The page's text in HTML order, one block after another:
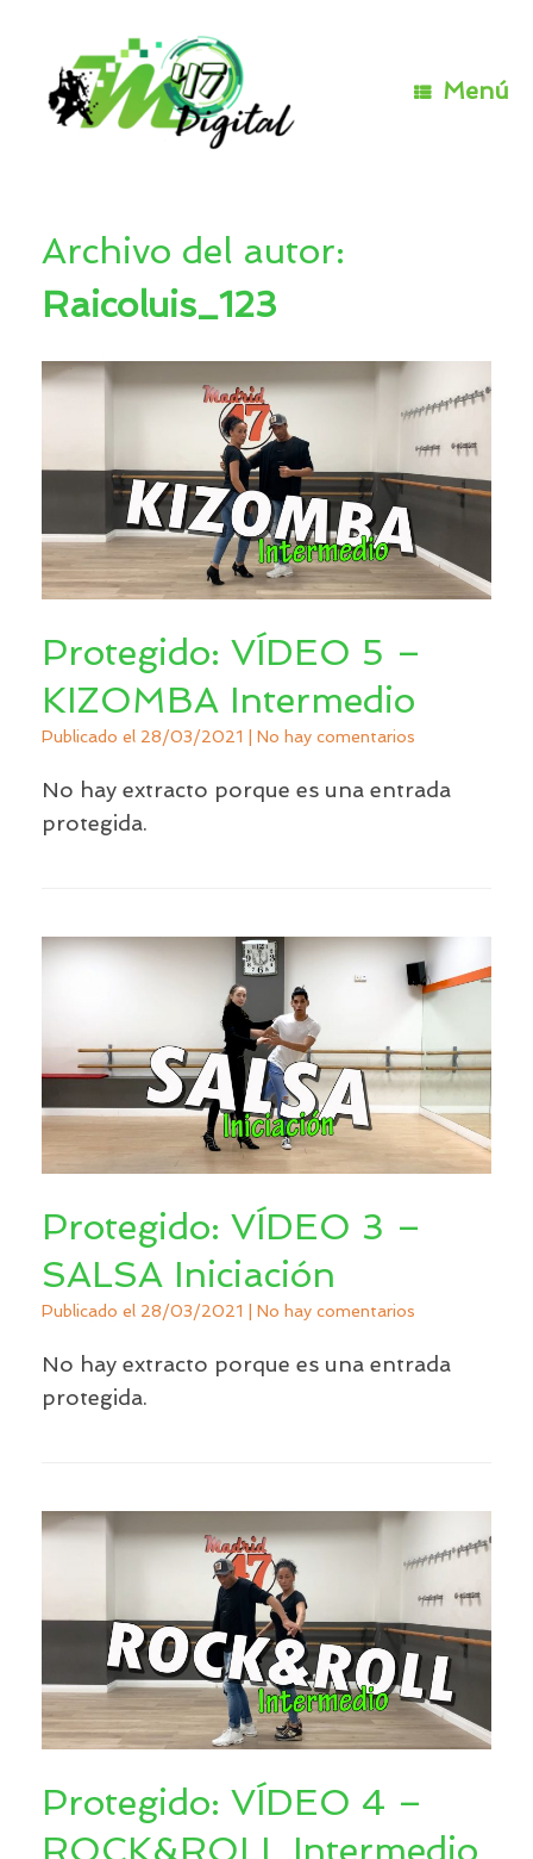
Menú
Archivo del autor:
Raicoluis_123
Protegido: VÍDEO 5 –
KIZOMBA Intermedio
Publicado el 28/03/2021 | No hay comentarios
No hay extracto porque es una entrada
protegida.
Protegido: VÍDEO 3 –
SALSA Iniciación
Publicado el 28/03/2021 No hay comentarios
No hay extracto porque es una entrada
protegida.
Protegido: VÍDEO 4 –
ROCK&ROLL Intermedio